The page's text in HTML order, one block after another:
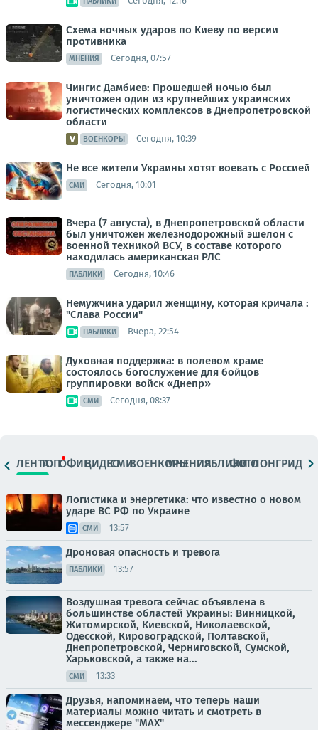
Схема ночных ударов по Киеву по версии
противника
МНЕНИЯ Сегодня, 07:57
Чингис Дамбиев: Прошедшей ночью был
уничтожен один из крупнейших украинских
логистических комплексов в Днепропетровской
области
ВОЕНКОРЫ Сегодня, 10:39
Не все жители Украины хотят воевать с Россией
СМИ Сегодня, 10:01
Вчера (7 августа), в Днепропетровской области
был уничтожен железнодорожный эшелон с
военной техникой ВСУ, в составе которого
находилась американская РЛС
ПАБЛИКИ Сегодня, 10:46
Немужчина ударил женщину, которая кричала :
"Слава России"
ПАБЛИКИ Вчера, 22:54
Духовная поддержка: в полевом храме
состоялось богослужение для бойцов
группировки войск «Днепр»
СМИ Сегодня, 08:37
ЛЕНТАТОПОФИЦ.ВИДЕОСМИВОЕНКОРЫМНЕНИЯПАБЛИКИ
ФОТОЛОНГРИДЫ
Логистика и энергетика: что известно о новом
ударе ВС РФ по Украине
СМИ 13:57
Дроновая опасность и тревога
ПАБЛИКИ 13:57
Воздушная тревога сейчас объявлена в
большинстве областей Украины: Винницкой,
Житомирской, Киевской, Николаевской,
Одесской, Кировоградской, Полтавской,
Днепропетровской, Черниговской, Сумской,
Харьковской, а также на...
СМИ 13:33
Друзья, напоминаем, что теперь наши
материалы можно читать и смотреть в
мессенджере "МАХ"